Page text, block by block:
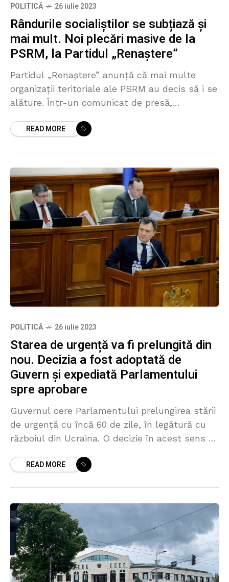
POLITICĂ 26 iulie 2023
Rândurile socialiștilor se subțiază și
mai mult. Noi plecări masive de la
PSRM, la Partidul „Renaștere”
Partidul „Renaștere” anunță că mai multe
organizații teritoriale ale PSRM au decis să i se
alăture. Într-un comunicat de presă,
despre reprezentanții autorităților locale și
READ MORE
POLITICĂ 26 iulie 2023
Starea de urgență va fi prelungită din
nou. Decizia a fost adoptată de
Guvern și expediată Parlamentului
spre aprobare
Guvernul cere Parlamentului prelungirea stării
de urgență cu încă 60 de zile, în legătură cu
războiul din Ucraina. O decizie în acest sens a
READ MORE